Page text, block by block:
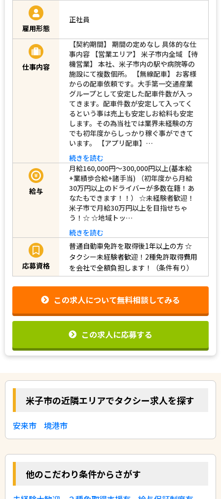
雇用形態
正社員
仕事内容
【契約期間】 期間の定めなし 具体的な仕
事内容 【営業エリア】 米子市内全域 【待
機営業】 本社、米子市内の駅や病院等の
施設にて複数個所。 【無線配車】 お客様
からの配車依頼です。大手第一交通産業
グループとして安定した配車件数が入っ
てきます。配車件数が安定して入ってく
るという事は売上も安定しお給料も安定
します。その為当社では業界未経験の方
でも初年度からしっかり稼ぐ事ができて
います。 【アプリ配車】…
続きを読む
給与
月給160,000円～300,000円以上(基本給
+業績歩合給+諸手当) （初年度から月給
30万円以上のドライバーが多数在籍！あ
なたもできます！！） ☆未経験者歓迎！
米子市で月給30万円以上を目指せちゃ
う！☆ ☆地域トッ…
続きを読む
応募資格
普通自動車免許を取得後1年以上の方☆
タクシー未経験者歓迎！2種免許取得費用
を会社で全額負担します！（条件有り）
この求人について無料相談してみる
この求人に応募する
米子市の近隣エリアでタクシー求人を探す
安来市 境港市
他のこだわり条件からさがす